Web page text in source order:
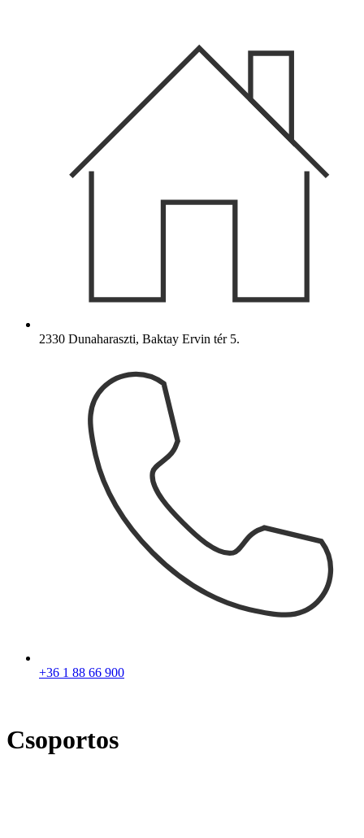
2330 Dunaharaszti, Baktay Ervin tér 5.
+36 1 88 66 900
Csoportos